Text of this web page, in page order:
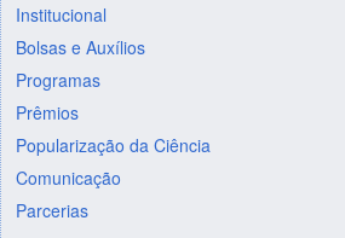
Institucional
Bolsas e Auxílios
Programas
Prêmios
Popularização da Ciência
Comunicação
Parcerias